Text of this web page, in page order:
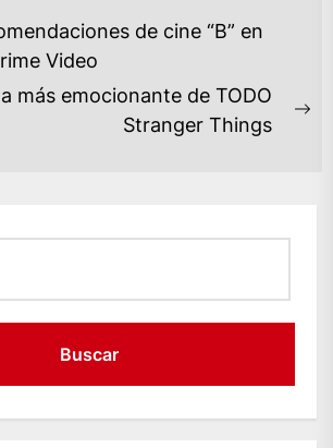
de cine “B” en
Video
más emocionante de TODO
Stranger Things